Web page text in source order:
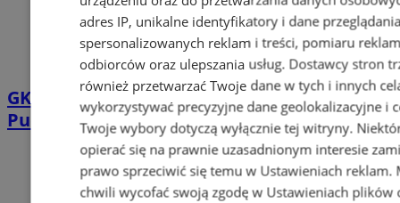
GKS Tychy pokonał Zagłębie Sosnowiec w
Pucharze Polski
adres IP, unikalne identyfikatory i dane
spersonalizowanych reklam i treści, pomiaru
odbiorców oraz ulepszania usług. Dostawcy stron
również przetwarzać Twoje dane w tych i innych
wykorzystywać precyzyjne dane geolokalizacyjne i
Twoje wybory dotyczą wyłącznie tej witryny.
opierać się na prawnie uzasadnionym interesie
prawo sprzeciwić się temu w Ustawieniach reklam.
chwili wycofać swoją zgodę w Ustawieniach plików